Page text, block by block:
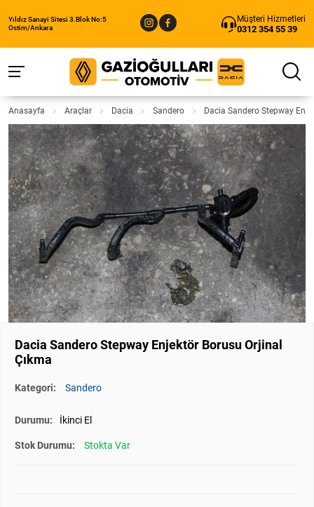
Yıldız Sanayi Sitesi 3.Blok No:5
Ostim/Ankara
Müşteri Hizmetleri
0312 354 55 39
Anasayfa Araçlar Dacia Sandero Dacia Sandero Stepway
Dacia Sandero Stepway Enjektör Borusu Orjinal
Çıkma
Kategori: Sandero
Durumu: İkinci El
Stok Durumu: Stokta Var